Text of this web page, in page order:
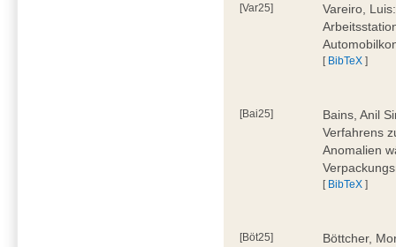
[Var25]
Vareiro,
[ BibTeX ]
[Bai25]
Bains, Anil
Verfahrens
Anomalien
[ BibTeX ]
[Böt25]
Böttcher,